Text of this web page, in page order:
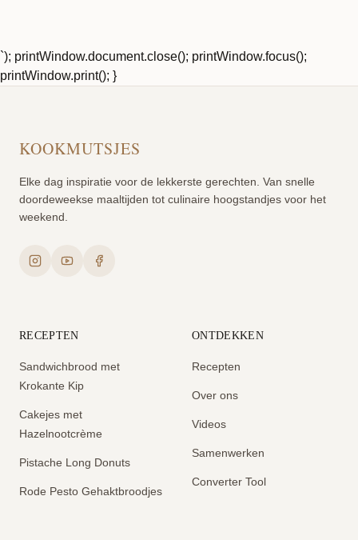
`); printWindow.document.close(); printWindow.focus();
printWindow.print(); }
KOOKMUTSJES
Elke dag inspiratie voor de lekkerste gerechten. Van snelle
doordeweekse maaltijden tot culinaire hoogstandjes voor het
weekend.
RECEPTEN
Sandwichbrood met
Krokante Kip
Cakejes met
Hazelnootcrème
Pistache Long Donuts
Rode Pesto Gehaktbroodjes
ONTDEKKEN
Recepten
Over ons
Videos
Samenwerken
Converter Tool